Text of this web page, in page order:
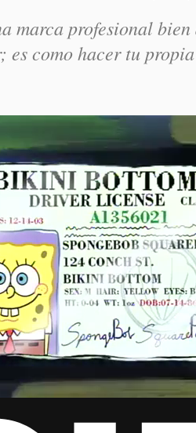
marca profesional
es como hacer tu